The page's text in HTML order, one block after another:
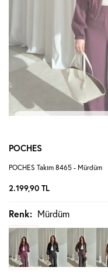
POCHES
POCHES Takım 8465 - Mürdüm
2.199,90 TL
Renk: Mürdüm